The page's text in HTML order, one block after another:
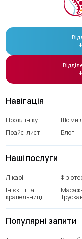
Навігація
Про клініку Що ми
Прайс-лист
Блог
Наші послуги
Лікарі
Ін’єкції та
крапельниці
Популярні запити